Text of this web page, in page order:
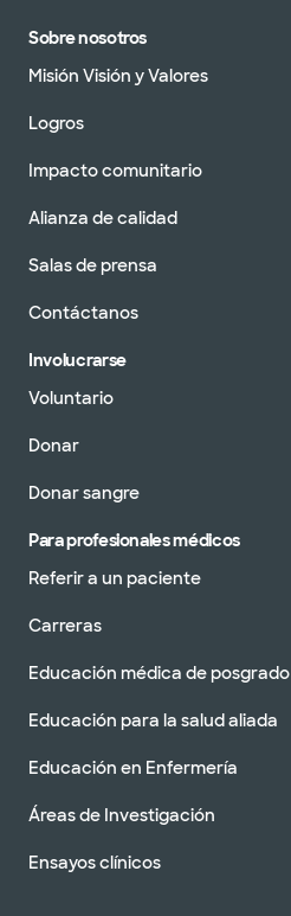
Sobre nosotros
Misión Visión y Valores
Logros
Impacto comunitario
Alianza de calidad
Salas de prensa
Contáctanos
Involucrarse
Voluntario
Donar
Donar sangre
Para profesionales médicos
Referir a un paciente
Carreras
Educación médica de posgrado
Educación para la salud aliada
Educación en Enfermería
Áreas de Investigación
Ensayos clínicos